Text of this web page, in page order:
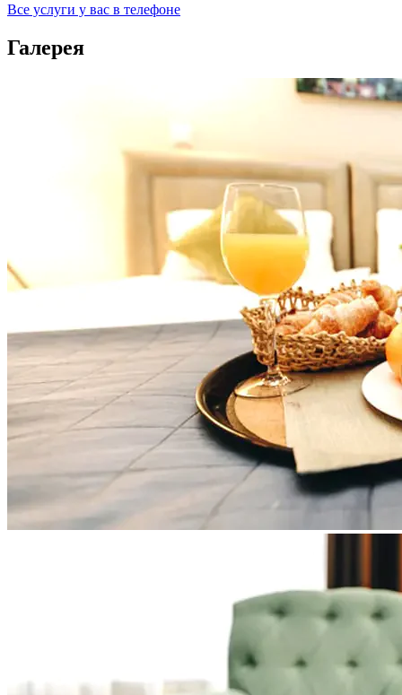
Все услуги у вас в телефоне
Галерея